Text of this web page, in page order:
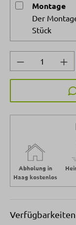
Montage
Der
Stück
Produkt
Abholung in
Haag kostenlos
Verfügbarkeiten